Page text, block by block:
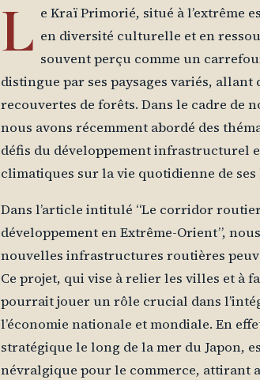
L e Kraï Primorié, situé à l’extrême
en diversité culturelle et en
souvent perçu comme un
distingue par ses paysages variés,
recouvertes de forêts. Dans le cadre de
nous avons récemment abordé des
défis du développement infrastructurel
climatiques sur la vie quotidienne de
Dans l’article intitulé “Le corridor
développement en Extrême-Orient”,
nouvelles infrastructures routières
Ce projet, qui vise à relier les villes et à
pourrait jouer un rôle crucial dans
l’économie nationale et mondiale. En
stratégique le long de la mer du Japon,
névralgique pour le commerce, attirant